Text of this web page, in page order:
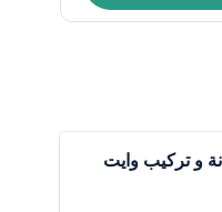
و تركيب وايت